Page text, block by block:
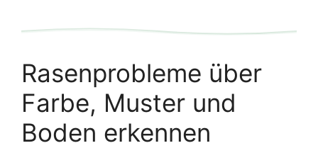
Rasenprobleme über
Farbe, Muster und
Boden erkennen